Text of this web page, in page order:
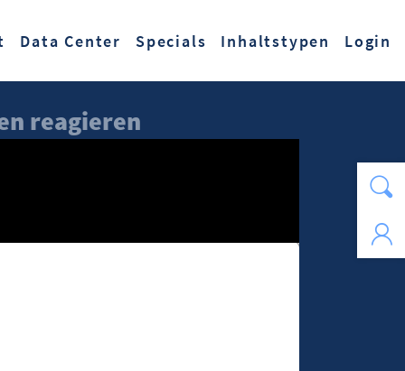
Data Center Specials Inhaltstypen Login
reagieren